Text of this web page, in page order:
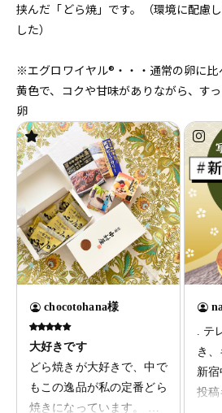
挟んだ「どら焼」です。（環境に配慮
した）
※エグロワイヤル®・・・通常の卵に
黄色で、コクや甘味がありながら、す
卵
chocotohana様
大好きです
どら焼きが大好きで、中で
もこの逸品が私の定番どら
焼きになっています。 皮
. テレビ放映で大好評につ
き
新
投稿